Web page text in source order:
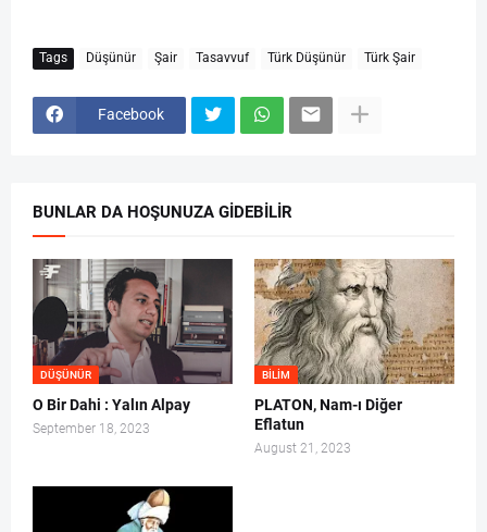
Tags Düşünür Şair Tasavvuf Türk Düşünür Türk Şair
Facebook
BUNLAR DA HOŞUNUZA GIDEBILIR
DÜŞÜNÜR
O Bir Dahi : Yalın Alpay
September 18, 2023
BILIM
PLATON, Nam-ı Diğer
Eflatun
August 21, 2023